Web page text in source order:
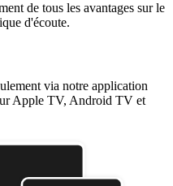
de tous les avantages sur le
d'écoute.
via notre application
Apple TV, Android TV et